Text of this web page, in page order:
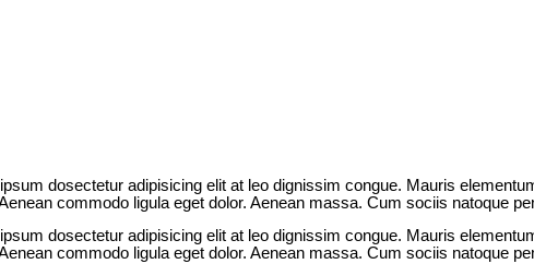
dosectetur adipisicing elit at leo dignissim congue. Mauris
commodo ligula eget dolor. Aenean massa. Cum sociis natoque
dosectetur adipisicing elit at leo dignissim congue. Mauris
commodo ligula eget dolor. Aenean massa. Cum sociis natoque